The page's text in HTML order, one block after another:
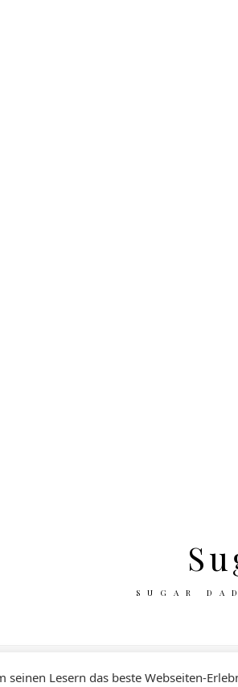
SUGAR
seinen Lesern das beste Webseiten-